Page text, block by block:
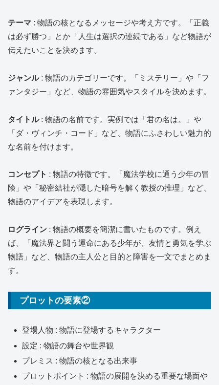
テーマ : 物語の核となるメッセージや考え方です。「正義
は必ず勝つ」とか「人生は選択の連続である」など物語が
伝えたいことを決めます。
ジャンル: 物語のカテゴリーです。「ミステリー」や「フ
ァンタジー」など、物語の雰囲気やスタイルを決めます。
タイトル: 物語の名前です。実例では「君の名は。」や
「ダ・ヴィンチ・コード」など、物語にふさわしい魅力的
な名前を付けます。
コンセプト : 物語の特徴です。「魔法学校に通う少年の冒
険」や「秘密結社が隠した暗号を解く教授の推理」など、
物語のアイデアを表現します。
ログライン : 物語の概要を簡潔に書いたものです。例え
ば、「魔法界と闘う運命にある少年が、友情と勇気を学ぶ
物語」など、物語の主人公と目的と障害を一文でまとめま
す。
プロットの要素②
登場人物 : 物語に登場するキャラクター
設定 : 物語の舞台や世界観
プレミス : 物語の核となる出来事
プロットポイント : 物語の展開を決める重要な場面や